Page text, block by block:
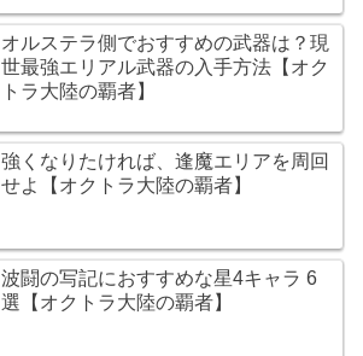
オルステラ側でおすすめの武器は？現
世最強エリアル武器の入手方法【オク
トラ大陸の覇者】
強くなりたければ、逢魔エリアを周回
せよ【オクトラ大陸の覇者】
波闘の写記におすすめな星4キャラ 6
選【オクトラ大陸の覇者】